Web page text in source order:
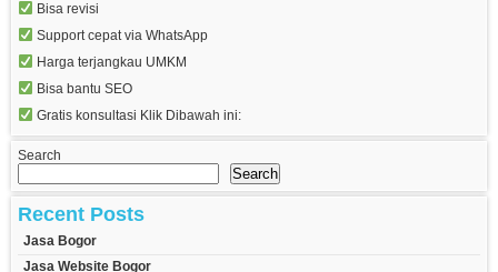
Bisa revisi
Support cepat via WhatsApp
Harga terjangkau UMKM
Bisa bantu SEO
Gratis konsultasi Klik Dibawah ini:
Search
Search
Recent Posts
Jasa Bogor
Jasa Website Bogor